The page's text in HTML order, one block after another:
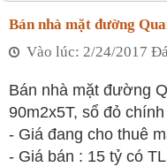
Bán nhà mặt đường
Vào lúc: 2/24/2017
Bán nhà mặt đường
90m2x5T, sổ đỏ
- Giá đang cho thuê
- Giá bán : 15 tỷ có